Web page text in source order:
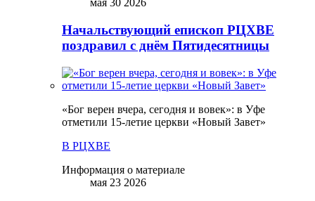
мая 30 2026
Начальствующий епископ РЦХВЕ
поздравил с днём Пятидесятницы
«Бог верен вчера, сегодня и вовек»: в Уфе
отметили 15-летие церкви «Новый Завет»
В РЦХВЕ
Информация о материале
мая 23 2026